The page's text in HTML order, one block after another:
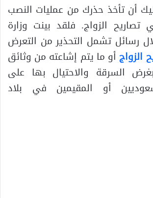
أن تأخذ حذرك من عمليات النصب
الزواج. فلقد بينت وزارة
رسائل تشمل التحذير من التعرض
الزواجأو ما يتم إشاعته من وثائق
السرقة والاحتيال بها على
أو المقيمين في بلاد